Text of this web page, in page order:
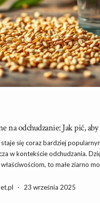
na odchudzanie: Jak pić, aby
staje się coraz bardziej
w kontekście odchudzania.
to małe ziarno
w błonnik, siemię lniane
- 23 września 2025